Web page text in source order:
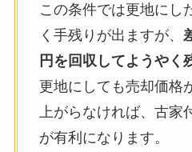
この条件では更地にし
く手残りが出ますが、
円を回収してようやく
更地にしても売却価格
上がらなければ、古家
が有利になります。